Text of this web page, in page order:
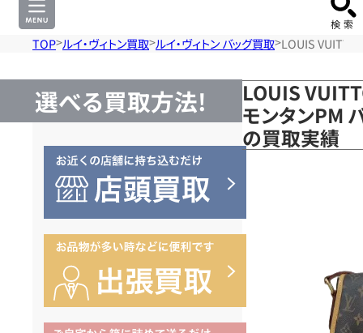
TOP ルイ・ヴィトン買取 ルイ・ヴィトン バッグ買取 LOUIS
選べる買取方法!
LOUIS
モンタンPM
の買取実績